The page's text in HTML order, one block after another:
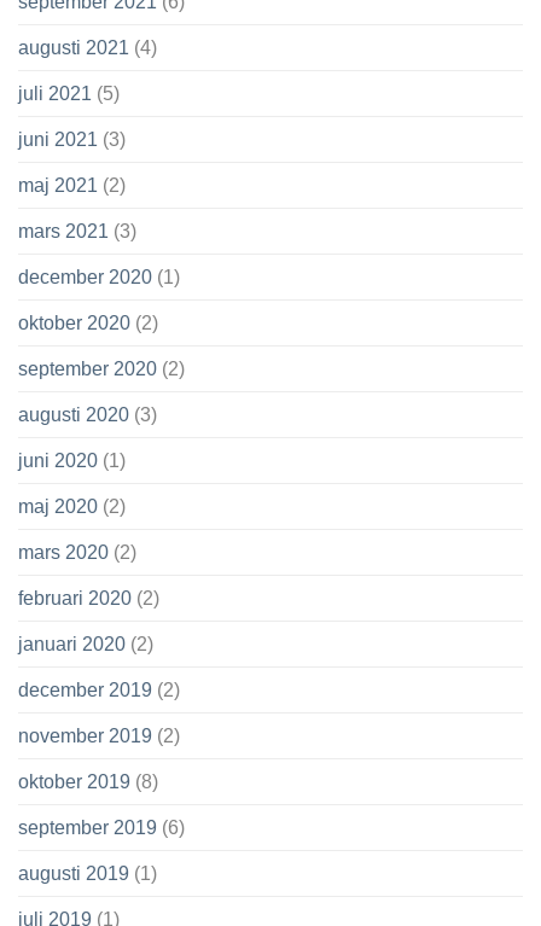
augusti 2021 (4)
juli 2021 (5)
juni 2021 (3)
maj 2021 (2)
mars 2021 (3)
december 2020 (1)
oktober 2020 (2)
september 2020 (2)
augusti 2020 (3)
juni 2020 (1)
maj 2020 (2)
mars 2020 (2)
februari 2020 (2)
januari 2020 (2)
december 2019 (2)
november 2019 (2)
oktober 2019 (8)
september 2019 (6)
augusti 2019 (1)
juli 2019 (1)